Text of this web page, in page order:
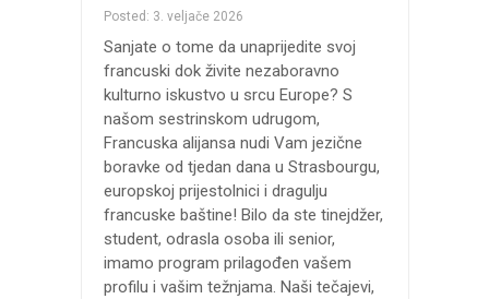
Posted: 3. veljače 2026
Sanjate o tome da unaprijedite svoj
francuski dok živite nezaboravno
kulturno iskustvo u srcu Europe? S
našom sestrinskom udrugom,
Francuska alijansa nudi Vam jezične
boravke od tjedan dana u Strasbourgu,
europskoj prijestolnici i dragulju
francuske baštine! Bilo da ste tinejdžer,
student, odrasla osoba ili senior,
imamo program prilagođen vašem
profilu i vašim težnjama. Naši tečajevi,